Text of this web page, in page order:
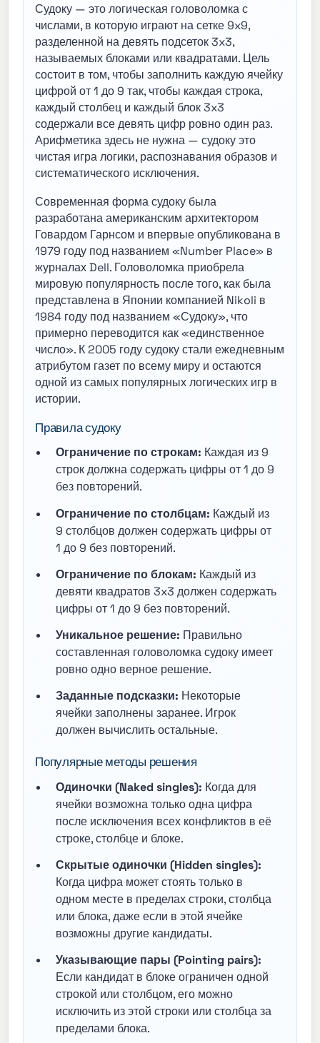
Судоку — это логическая головоломка с
числами, в которую играют на сетке 9x9,
разделенной на девять подсеток 3x3,
называемых блоками или квадратами. Цель
состоит в том, чтобы заполнить каждую ячейку
цифрой от 1 до 9 так, чтобы каждая строка,
каждый столбец и каждый блок 3x3
содержали все девять цифр ровно один раз.
Арифметика здесь не нужна — судоку это
чистая игра логики, распознавания образов и
систематического исключения.
Современная форма судоку была
разработана американским архитектором
Говардом Гарнсом и впервые опубликована в
1979 году под названием «Number Place» в
журналах Dell. Головоломка приобрела
мировую популярность после того, как была
представлена в Японии компанией Nikoli в
1984 году под названием «Судоку», что
примерно переводится как «единственное
число». К 2005 году судоку стали ежедневным
атрибутом газет по всему миру и остаются
одной из самых популярных логических игр в
истории.
Правила судоку
Ограничение по строкам: Каждая из 9
строк должна содержать цифры от 1 до 9
без повторений.
Ограничение по столбцам: Каждый из
9 столбцов должен содержать цифры от
1 до 9 без повторений.
Ограничение по блокам: Каждый из
девяти квадратов 3x3 должен содержать
цифры от 1 до 9 без повторений.
Уникальное решение: Правильно
составленная головоломка судоку имеет
ровно одно верное решение.
Заданные подсказки: Некоторые
ячейки заполнены заранее. Игрок
должен вычислить остальные.
Популярные методы решения
Одиночки (Naked singles): Когда для
ячейки возможна только одна цифра
после исключения всех конфликтов в её
строке, столбце и блоке.
Скрытые одиночки (Hidden singles):
Когда цифра может стоять только в
одном месте в пределах строки, столбца
или блока, даже если в этой ячейке
возможны другие кандидаты.
Указывающие пары (Pointing pairs):
Если кандидат в блоке ограничен одной
строкой или столбцом, его можно
исключить из этой строки или столбца за
пределами блока.